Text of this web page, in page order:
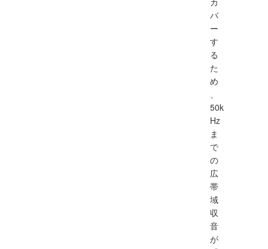
バ
ー
す
る
た
め
、
50k
Hz
ま
で
の
広
帯
域
収
音
が